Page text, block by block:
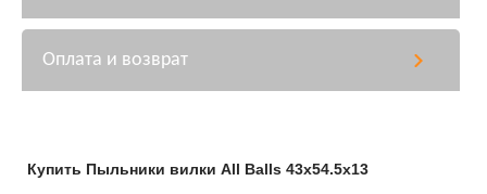
Оплата и возврат
Купить Пыльники вилки All Balls 43x54.5x13